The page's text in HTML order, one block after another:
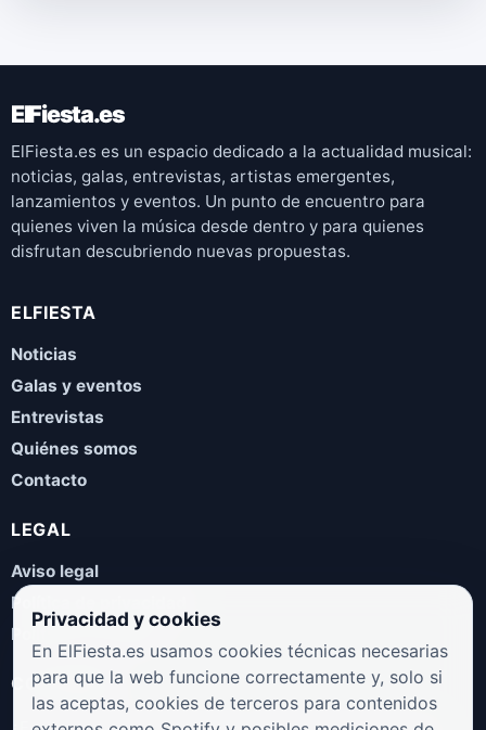
ElFiesta.es
ElFiesta.es es un espacio dedicado a la actualidad musical:
noticias, galas, entrevistas, artistas emergentes,
lanzamientos y eventos. Un punto de encuentro para
quienes viven la música desde dentro y para quienes
disfrutan descubriendo nuevas propuestas.
ELFIESTA
Noticias
Galas y eventos
Entrevistas
Quiénes somos
Contacto
LEGAL
Aviso legal
Política de privacidad
Política de cookies
COLABORA
Privacidad y cookies
En ElFiesta.es usamos cookies técnicas necesarias
para que la web funcione correctamente y, solo si
las aceptas, cookies de terceros para contenidos